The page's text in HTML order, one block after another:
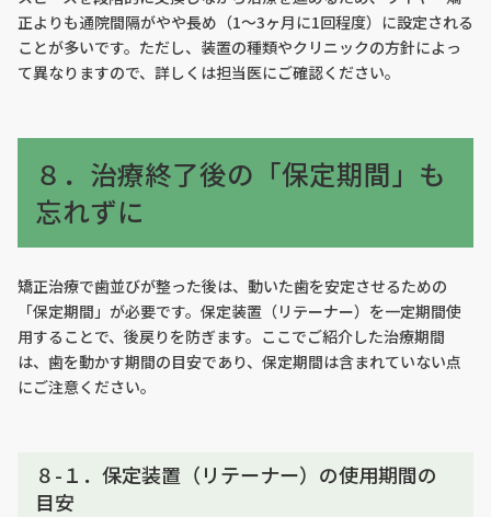
正よりも通院間隔がやや長め（1〜3ヶ月に1回程度）に設定される
ことが多いです。ただし、装置の種類やクリニックの方針によっ
て異なりますので、詳しくは担当医にご確認ください。
８．治療終了後の「保定期間」も
忘れずに
矯正治療で歯並びが整った後は、動いた歯を安定させるための
「保定期間」が必要です。保定装置（リテーナー）を一定期間使
用することで、後戻りを防ぎます。ここでご紹介した治療期間
は、歯を動かす期間の目安であり、保定期間は含まれていない点
にご注意ください。
８-１．保定装置（リテーナー）の使用期間の
目安